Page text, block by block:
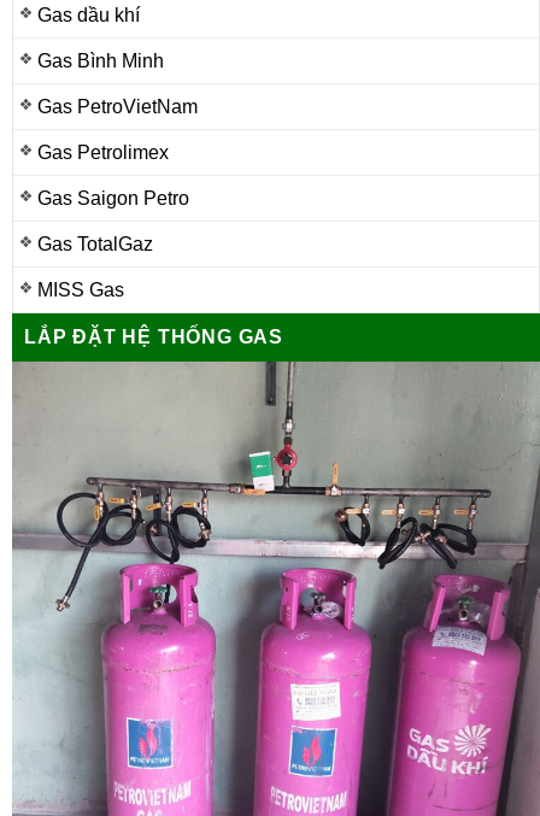
Gas dầu khí
Gas Bình Minh
Gas PetroVietNam
Gas Petrolimex
Gas Saigon Petro
Gas TotalGaz
MISS Gas
LẮP ĐẶT HỆ THỐNG GAS